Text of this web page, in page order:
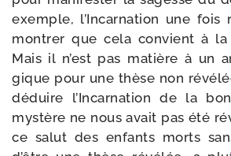
exemple, l’Incarnation une fois
mon­trer que cela convient à
Mais il n’est pas matière à un
gique pour une thèse non
déduire l’Incarnation de la
mys­tère ne nous avait pas été
ce salut des enfants morts